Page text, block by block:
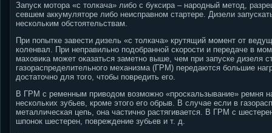
Запуск мотора «с толкача» либо с буксира – народный метод,
севшем аккумуляторе либо неисправном стартере. Дизели
нескольким обстоятельствам.
При попытке завести дизель «с толкача» крутящий момент от
коленвал. При неправильно подобранной скорости и передаче в
маховика может оказаться заметно выше, чем при запуске дизеля
газораспределительного механизма (ГРМ) передаются большие
достаточно для того, чтобы повредить его.
В ГРМ с ременным приводом возможно «проскальзывание» ремня
нескольких зубьев, кроме этого его обрыв. В случае если в
металлическая цепь, она частично растягивается. В ГРМ с
шпонок шестерен, повреждение зубьев и т. д.